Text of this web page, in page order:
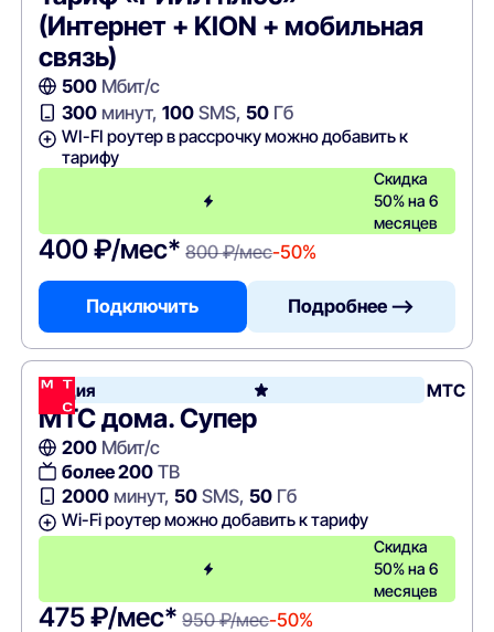
(Интернет + KION + мобильная
связь)
500Мбит/с
300минут, 100SMS, 50Гб
WI-FI роутер в рассрочку можно добавить к
тарифу
Скидка
50% на 6
месяцев
400 ₽/мес* 800 ₽/мес-50%
Подключить Подробнее —>
Акция МТС
МТС дома. Супер
200Мбит/с
более 200ТВ
2000минут, 50SMS, 50Гб
Wi-Fi роутер можно добавить к тарифу
Скидка
50% на 6
месяцев
475 ₽/мес* 950 ₽/мес-50%